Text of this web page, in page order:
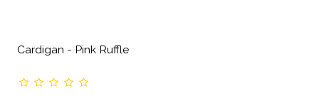
Cardigan - Pink Ruffle